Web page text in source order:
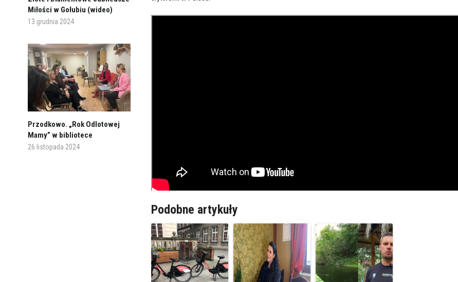
Miłości w Gołubiu (wideo)
13 grudnia 2024
Przodkowo. „Rok Odlotowej
Mamy” w bibliotece
26 listopada 2024
Podobne artykuły